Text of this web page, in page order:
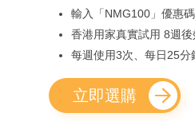
輸入「NMG100」優惠
香港用家真實試用 8週
每週使用3次、每日25分
立即選購